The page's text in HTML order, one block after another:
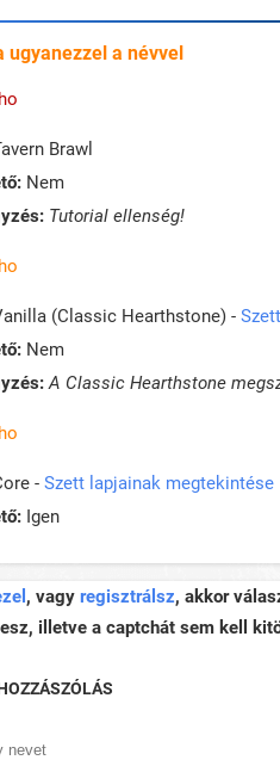
ugyanezzel a névvel
Brawl
Nem
Tutorial ellenség!
(Classic Hearthstone) -
Nem
A Classic Hearthstone
- Szett lapjainak megtekintése
Igen
, vagy regisztrálsz, akkor
illetve a captchát sem kell